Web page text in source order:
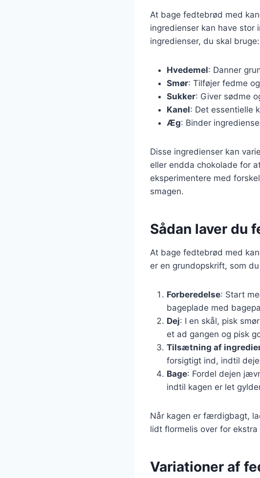
At bage fedtebrød med
ingredienser kan have
ingredienser, du skal bruge:
Hvedemel: Danner
Smør: Tilføjer fedme
Sukker: Giver sødme
Kanel: Det essentielle
Æg: Binder
Disse ingredienser kan
eller endda chokolade for
eksperimentere med
smagen.
Sådan laver du
At bage fedtebrød med
er en grundopskrift, som
Forberedelse: Start
bageplade med
Dej: I en skål, pisk
et ad gangen og pisk
Tilsætning af
forsigtigt ind, indtil
Bage: Fordel dejen
indtil kagen er let
Når kagen er færdigbagt,
lidt flormelis over for
Variationer af